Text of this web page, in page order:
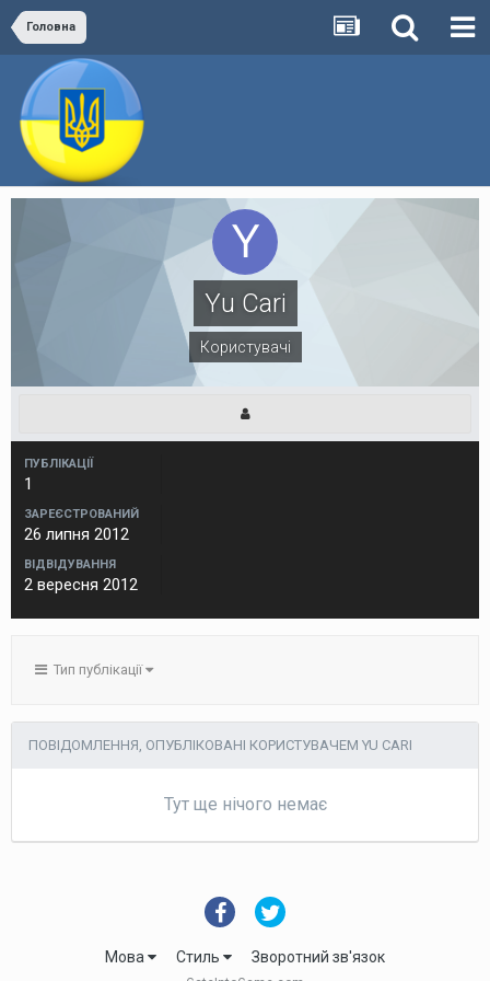
Головна
Yu Cari
Користувачі
ПУБЛІКАЦІЇ
1
ЗАРЕЄСТРОВАНИЙ
26 липня 2012
ВІДВІДУВАННЯ
2 вересня 2012
Тип публікації
ПОВІДОМЛЕННЯ, ОПУБЛІКОВАНІ КОРИСТУВАЧЕМ YU CARI
Тут ще нічого немає
Мова Стиль Зворотний зв'язок